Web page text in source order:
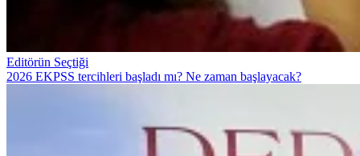
Editörün Seçtiği
2026 EKPSS tercihleri başladı mı? Ne zaman başlayacak?